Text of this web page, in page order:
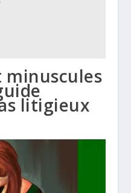
minuscules
litigieux